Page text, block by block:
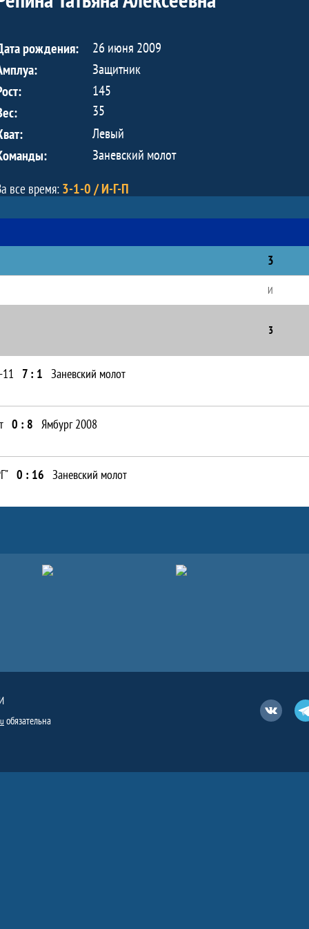
рождения:
26 июня 2009
Защитник
145
35
Левый
Заневский молот
все время: 3-1-0 / И-Г-П
3
И
3
7 : 1 Заневский молот
0 : 8 Ямбург 2008
0 : 16 Заневский молот
обязательна Вконтакте